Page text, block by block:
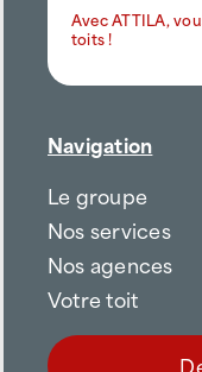
Avec ATTILA,
toits !
Navigation
Le groupe
Nos services
Nos agences
Votre toit